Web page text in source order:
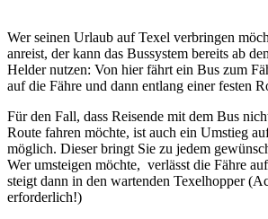
Wer seinen Urlaub auf Texel verbringen
anreist, der kann das Bussystem bereits ab
Helder nutzen: Von hier fährt ein Bus zum
auf die Fähre und dann entlang einer festen
Für den Fall, dass Reisende mit dem Bus
Route fahren möchte, ist auch ein Umstieg
möglich. Dieser bringt Sie zu jedem
Wer umsteigen möchte, verlässt die Fähre
steigt dann in den wartenden Texelhopper
erforderlich!)